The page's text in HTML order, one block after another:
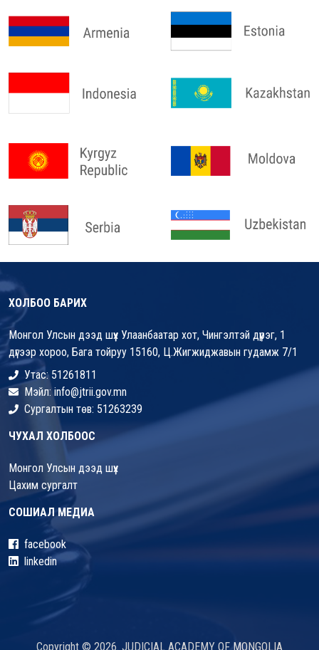
ХОЛБОО БАРИХ
Монгол Улсын дээд шүүх Улаанбаатар хот, Чингэлтэй дүүрэг, 1
дүгээр хороо, Бага тойруу 15160, Ц.Жигжиджавын гудамж 7/1
Утас: 51261811
Мэйл: info@jtrii.gov.mn
Сургалтын төв: 51263239
ЧУХАЛ ХОЛБООС
Монгол Улсын дээд шүүх
Цахим сургалт
СОШИАЛ МЕДИА
facebook
linkedin
Copyright © 2026. JUDICIAL ACADEMY OF MONGOLIA